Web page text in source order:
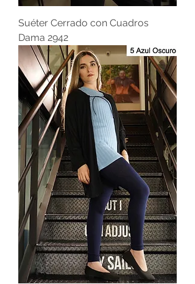
Suéter Cerrado con Cuadros
Dama 2942